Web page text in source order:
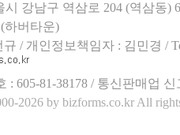
시 강남구 역삼로 204 (역삼동)
(하버타운)
/ 개인정보책임자 : 김민경 /
: 605-81-38178 / 통신판매업
2026 by bizforms.co.kr All